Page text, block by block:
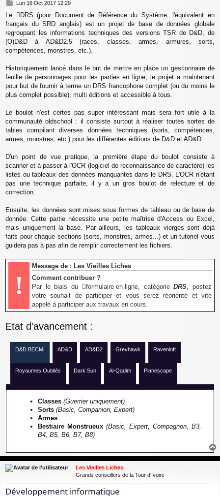
M
s
s
a
g
e
Lun 16 Oct 2017 12:29
Le DRS (pour Document de Référence du Système, l'équivalent en
français du SRD anglais) est un projet de base de données globale
regroupant les informations techniques des versions TSR de D&D, de
(O)D&D à AD&D2.5 (races, classes, armes, armures, sorts,
compétences, monstres, etc.).
Historiquement lancé dans le but de mettre en place un gestionnaire de
feuille de personnages pour les parties en ligne, le projet a maintenant
pour but de fournir à terme un DRS francophone complet (ou du moins le
plus complet possible), multi éditions et accessible à tous.
Le boulot n'est certes pas super intéressant mais sera fort utile à la
communauté oldschool : il consiste surtout à réaliser toutes sortes de
tables compilant diverses données techniques (sorts, compétences,
armes, monstres, etc.) pour les différentes éditions de D&D et AD&D.
D'un point de vue pratique, la première étape du boulot consiste à
scanner et à passer à l'OCR (logiciel de reconnaissance de caractère) les
listes ou tableaux des données manquantes dans le DRS. L'OCR n'étant
pas une technique parfaite, il y a un gros boulot de relecture et de
correction.
Ensuite, les données sont mises sous formes de tableau ou de base de
donnée. Cette partie nécessite une petite maîtrise d'Access ou Excel,
mais uniquement la base. Par ailleurs, les tableaux vierges sont déjà
faits pour chaque sections (sorts, monstres, armes...) et un tutoriel vous
guidera pas à pas afin de remplir correctement les fichiers.
!
Message de : Les Vieilles Liches
Comment contribuer ?
Par le biais du
formulaire en ligne, catégorieDRS , postez
votre souhait de participer et vous serez réorienté et vite
appelé à participer aux travaux en cours.
Etat d'avancement :
D&D BECMI AD&D AD&D2 Greyhawk Ravenloft
Royaumes Oubliés Dark Sun Al-Qadim Planescape
Classes (Guerrier uniquement)
Sorts (Basic, Companion, Expert)
Armes
Bestiaire Monstrueux (Basic, Expert, Compagnon, B3,
B4, B5, B6, B7, B8)
a
u
Les Vieilles Liches
Grands conseillers de la Tour d'Ivoire
Développement informatique